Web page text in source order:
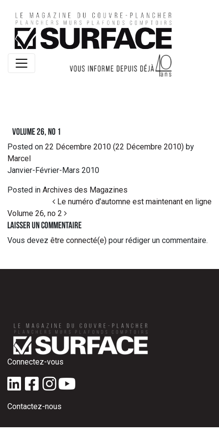
Volume 26, No 1
Posted on 22 Décembre 2010 (22 Décembre 2010) by
Marcel
Janvier-Février-Mars 2010
Posted in Archives des Magazines
Post navigationLe numéro d’automne est maintenant en ligne
Volume 26, no 2
Laisser un commentaire
Vous devez être connecté(e) pour rédiger un commentaire.
Connectez-vous
Contactez-nous